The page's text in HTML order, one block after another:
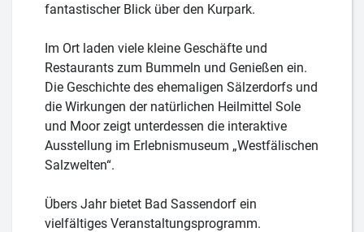
fantastischer Blick über den Kurpark.
Im Ort laden viele kleine Geschäfte und
Restaurants zum Bummeln und Genießen ein.
Die Geschichte des ehemaligen Sälzerdorfs und
die Wirkungen der natürlichen Heilmittel Sole
und Moor zeigt unterdessen die interaktive
Ausstellung im Erlebnismuseum „Westfälischen
Salzwelten“.
Übers Jahr bietet Bad Sassendorf ein
vielfältiges Veranstaltungsprogramm.